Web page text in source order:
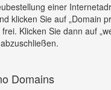
einer
klicken Sie auf „Domain
Klicken Sie dann auf
Domains